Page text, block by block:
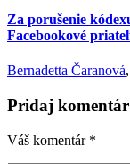
Za porušenie
Facebookové
Bernadetta Čaranová,
Pridaj komentár
Váš komentár *